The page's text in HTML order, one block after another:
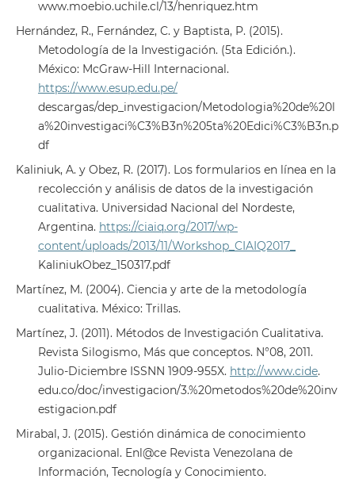
www.moebio.uchile.cl/13/henriquez.htm
Hernández, R., Fernández, C. y Baptista, P. (2015).
Metodología de la Investigación. (5ta Edición.).
México: McGraw-Hill Internacional.
https://www.esup.edu.pe/
descargas/dep_investigacion/Metodologia%20de%20l
a%20investigaci%C3%B3n%205ta%20Edici%C3%B3n.p
df
Kaliniuk, A. y Obez, R. (2017). Los formularios en línea en la
recolección y análisis de datos de la investigación
cualitativa. Universidad Nacional del Nordeste,
Argentina. https://ciaiq.org/2017/wp-
content/uploads/2013/11/Workshop_CIAIQ2017_
KaliniukObez_150317.pdf
Martínez, M. (2004). Ciencia y arte de la metodología
cualitativa. México: Trillas.
Martínez, J. (2011). Métodos de Investigación Cualitativa.
Revista Silogismo, Más que conceptos. N°08, 2011.
Julio-Diciembre ISSNN 1909-955X. http://www.cide.
edu.co/doc/investigacion/3.%20metodos%20de%20inv
estigacion.pdf
Mirabal, J. (2015). Gestión dinámica de conocimiento
organizacional. Enl@ce Revista Venezolana de
Información, Tecnología y Conocimiento.